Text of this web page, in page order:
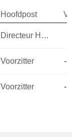
Hoofdpost
Directeur Human Resources
Voorzitter -
Voorzitter -